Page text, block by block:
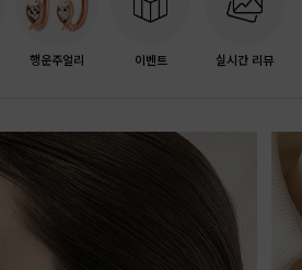
행운주얼리 이벤트 실시간 리뷰